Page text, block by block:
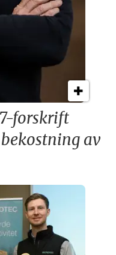
forskrift
av